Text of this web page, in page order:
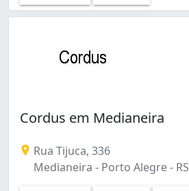
Cordus em Medianeira
Rua Tijuca, 336
Medianeira - Porto Alegre - RS